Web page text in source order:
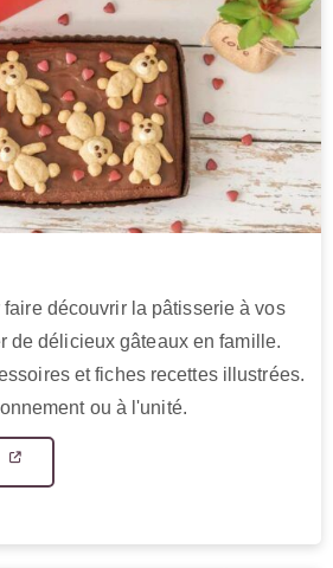
découvrir la pâtisserie à vos
de délicieux gâteaux en famille.
et fiches recettes illustrées.
ou à l'unité.